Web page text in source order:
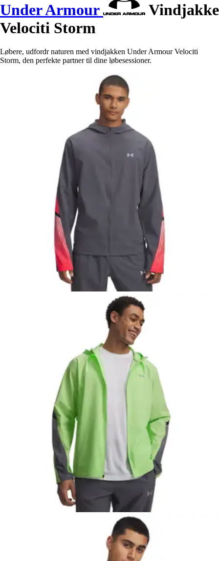
Under Armour
Vindjakke
Velociti Storm
Løbere, udfordr naturen med vindjakken Under Armour Velociti
Storm, den perfekte partner til dine løbesessioner.